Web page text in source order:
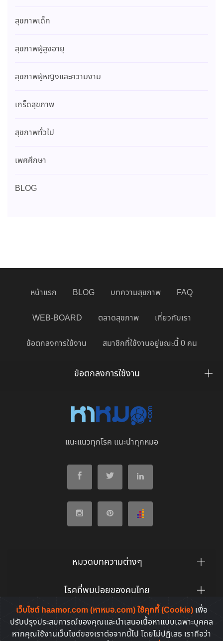
สุขภาพเด็ก
สุขภาพผู้สูงอายุ
สุขภาพผู้หญิงและความงาม
เกร็ดสุขภาพ
สุขภาพทั่วไป
เพศศึกษา
BLOG
เว็บไซต์ haamor.com (หาหมอ.com) ใช้คุกกี้ (Cookie) เพื่อ
ปรับปรุงประสบการณ์ของคุณและนำเสนอเนื้อหาแบบเฉพาะบุคคล
หากคุณใช้งานเว็บไซต์ของเราต่อจากนี้ไป โดยไม่ปฏิเสธ เราถือว่า
หน้าแรก BLOG บทความสุขภาพ FAQ
WEB-BOARD ตลาดสุขภาพ เกี่ยวกับเรา
ข้อตกลงการใช้งาน สมาชิกที่ใช้งานอยู่ขณะนี้ 0 คน
ข้อตกลงการใช้งาน
แนะแนวทุกโรค แนะนำทุกหมอ
หมวดบทความต่างๆ
โรคที่พบบ่อยของคนไทย
ยาที่คนไทยค้นหาบ่อย